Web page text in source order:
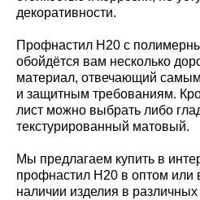
декоративности.
Профнастил Н20 с
обойдётся вам несколько
материал, отвечающий
и защитным требованиям.
лист можно выбрать либо
текстурированный матовый.
Мы предлагаем купить в
профнастил Н20 в оптом или
наличии изделия в